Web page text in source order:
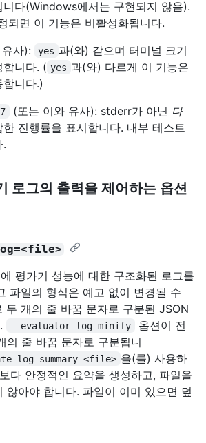
니다(Windows에서는 구현되지 않음).
되면 이 기능은 비활성화됩니다.
사): yes 과(와) 같으며 터미널 크기
합니다. ( yes 과(와) 다르게 이 기능은
니다.)
(또는 이와 유사): stderr가 아닌 다
진행률을 표시합니다. 내부 테스트
.
로그의 출력을 제어하는 옵션
평가기 성능에 대한 구조화된 로그를
파일의 형식은 예고 없이 변경될 수
두 개의 줄 바꿈 문자로 구분된 JSON
--evaluator-log-minify
옵션이 전
의 줄 바꿈 문자로 구분됩니
log-summary <file> 을(를) 사용하
다 안정적인 요약을 생성하고, 파일을
않아야 합니다. 파일이 이미 있으면 덮